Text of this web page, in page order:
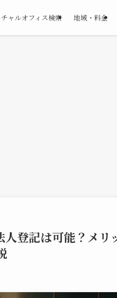
ャルオフィス検索 地域・料金
登記は可能？メリ